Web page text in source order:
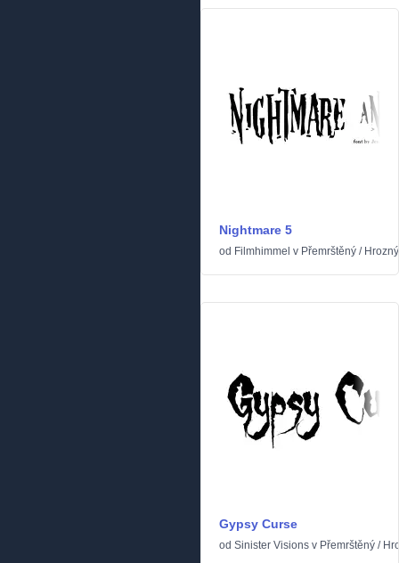
Nightmare 5
od Filmhimmel v Přemrštěný / Hrozný
Gypsy Curse
od Sinister Visions v Přemrštěný /